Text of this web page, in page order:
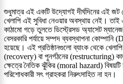
শুধুমাত্র এই একটি উদ্যোগই দীর্ঘদিনের এই জট
খেলাপি এই সুবিধা নেওয়ার অবস্থায় নেই। তাই
কাঠামো গড়ে তুলতে ডিস্ট্রেসড অ্যাসেট
বেসরকারি পর্যায়ে সম্পদ ব্যবস্থাপনা
হয়েছে। এই প্রতিষ্ঠানগুলো ব্যাংক থেকে
(recovery) বা পুনর্গঠনের (restructuring)
ক্ষেত্রে নৈতিক ঝুঁকির (moral hazard) বিষয়টি
পরিশোধকারী সৎ গ্রাহকরা নিরুৎসাহিত না হন।